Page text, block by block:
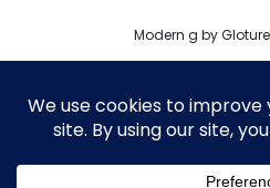
Modern g by
運営会社
プロダク